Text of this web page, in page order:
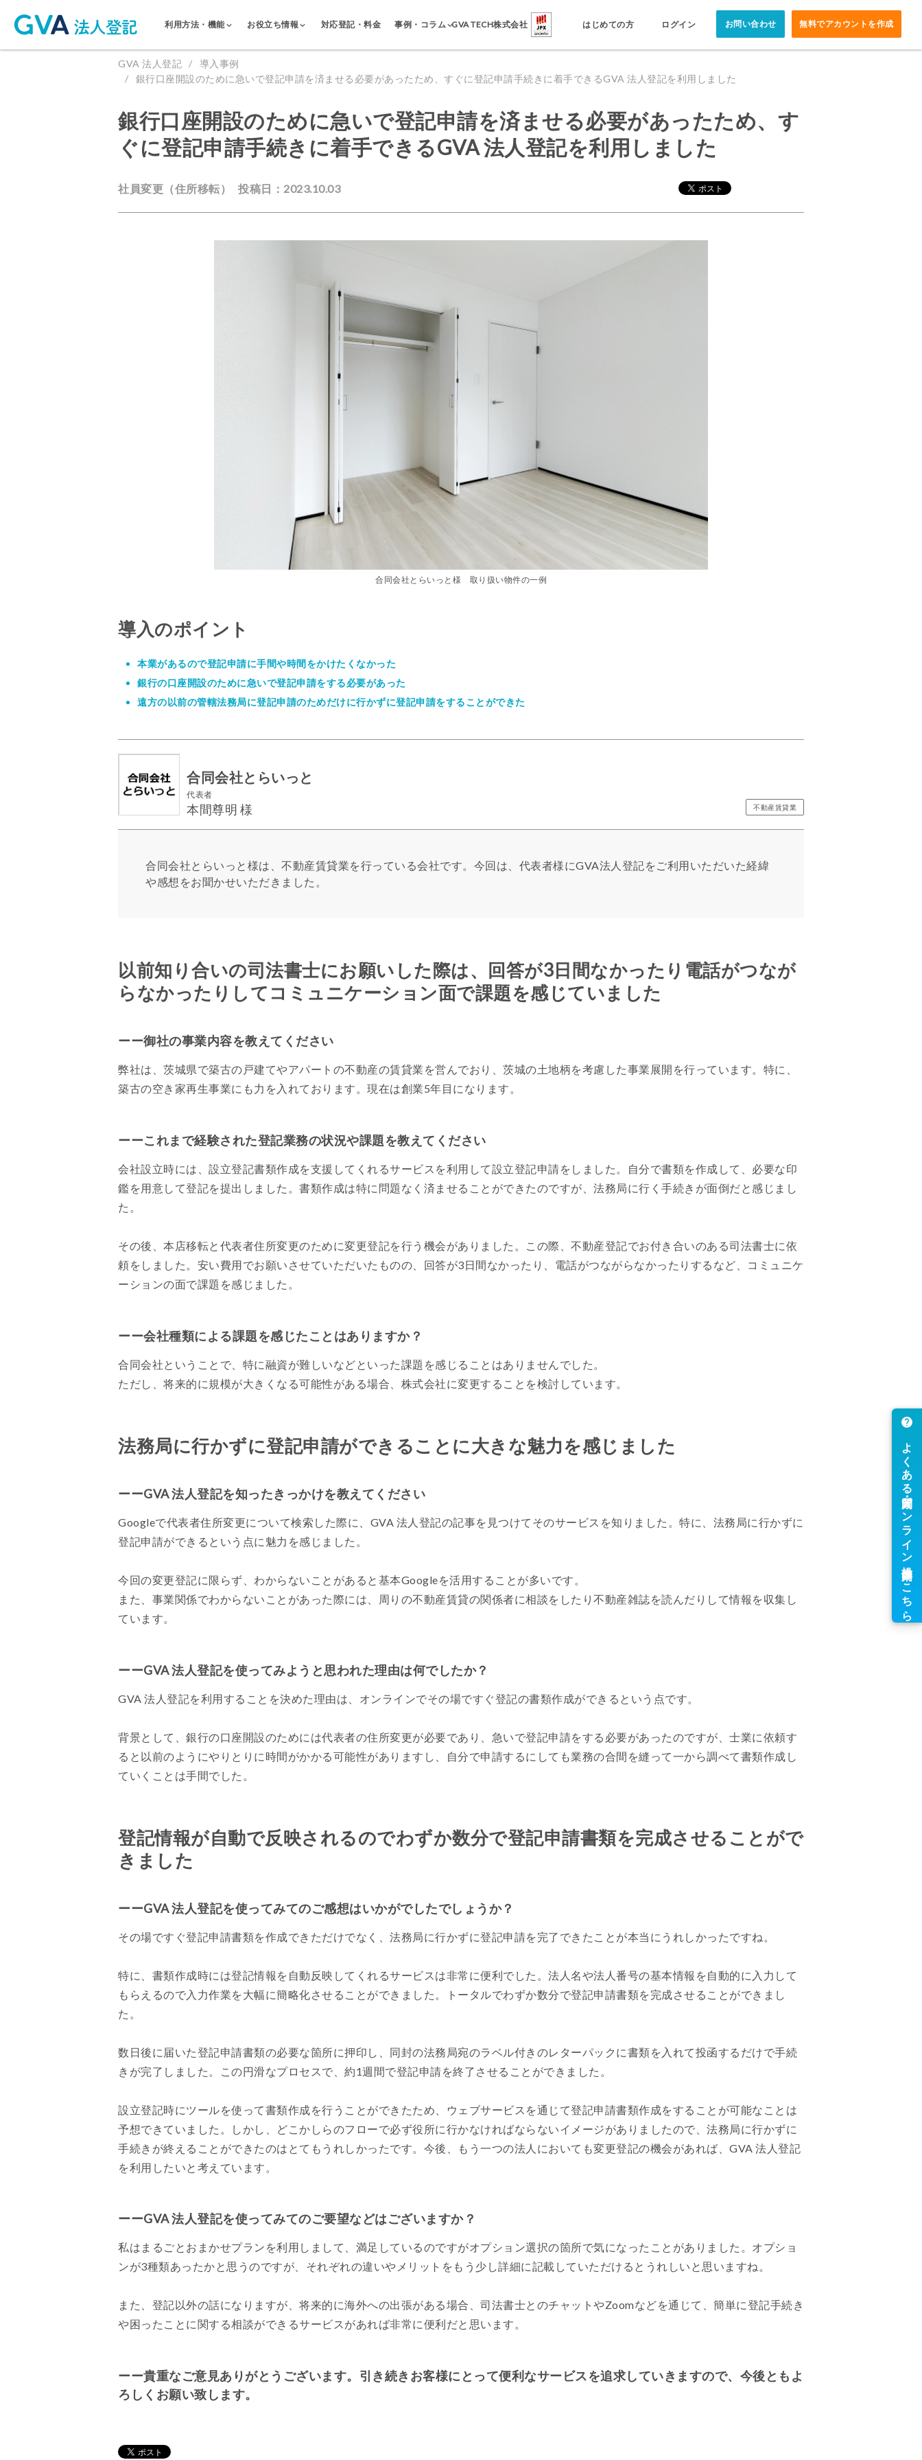
利用方法・機能 お役立ち情報 対応登記・料金 事例・コラム GVA TECH株式会社 はじめての方 ログイン お問い合わせ 無料でアカウントを作成
GVA 法人登記
導入事例
銀行口座開設のために急いで登記申請を済ませる必要があったため、すぐに登記申請手続きに着手できるGVA 法人登記を利用しました
銀行口座開設のために急いで登記申請を済ませる必要があったため、す
ぐに登記申請手続きに着手できるGVA 法人登記を利用しました
社員変更（住所移転） 投稿日：2023.10.03
合同会社とらいっと様 取り扱い物件の一例
導入のポイント
本業があるので登記申請に手間や時間をかけたくなかった
銀行の口座開設のために急いで登記申請をする必要があった
遠方の以前の管轄法務局に登記申請のためだけに行かずに登記申請をすることができた
合同会社とらいっと
代表者
本間尊明 様 不動産賃貸業
合同会社とらいっと様は、不動産賃貸業を行っている会社です。今回は、代表者様にGVA法人登記をご利用いただいた経緯
や感想をお聞かせいただきました。
以前知り合いの司法書士にお願いした際は、回答が3日間なかったり電話がつなが
らなかったりしてコミュニケーション面で課題を感じていました
ーー御社の事業内容を教えてください
弊社は、茨城県で築古の戸建てやアパートの不動産の賃貸業を営んでおり、茨城の土地柄を考慮した事業展開を行っています。特に、
築古の空き家再生事業にも力を入れております。現在は創業5年目になります。
ーーこれまで経験された登記業務の状況や課題を教えてください
会社設立時には、設立登記書類作成を支援してくれるサービスを利用して設立登記申請をしました。自分で書類を作成して、必要な印
鑑を用意して登記を提出しました。書類作成は特に問題なく済ませることができたのですが、法務局に行く手続きが面倒だと感じまし
た。
その後、本店移転と代表者住所変更のために変更登記を行う機会がありました。この際、不動産登記でお付き合いのある司法書士に依
頼をしました。安い費用でお願いさせていただいたものの、回答が3日間なかったり、電話がつながらなかったりするなど、コミュニケ
ーションの面で課題を感じました。
ーー会社種類による課題を感じたことはありますか？
合同会社ということで、特に融資が難しいなどといった課題を感じることはありませんでした。
ただし、将来的に規模が大きくなる可能性がある場合、株式会社に変更することを検討しています。
法務局に行かずに登記申請ができることに大きな魅力を感じました
ーーGVA 法人登記を知ったきっかけを教えてください
Googleで代表者住所変更について検索した際に、GVA 法人登記の記事を見つけてそのサービスを知りました。特に、法務局に行かずに
登記申請ができるという点に魅力を感じました。
今回の変更登記に限らず、わからないことがあると基本Googleを活用することが多いです。
また、事業関係でわからないことがあった際には、周りの不動産賃貸の関係者に相談をしたり不動産雑誌を読んだりして情報を収集し
ています。
ーーGVA 法人登記を使ってみようと思われた理由は何でしたか？
GVA 法人登記を利用することを決めた理由は、オンラインでその場ですぐ登記の書類作成ができるという点です。
背景として、銀行の口座開設のためには代表者の住所変更が必要であり、急いで登記申請をする必要があったのですが、士業に依頼す
ると以前のようにやりとりに時間がかかる可能性がありますし、自分で申請するにしても業務の合間を縫って一から調べて書類作成し
ていくことは手間でした。
登記情報が自動で反映されるのでわずか数分で登記申請書類を完成させることがで
きました
ーーGVA 法人登記を使ってみてのご感想はいかがでしたでしょうか？
その場ですぐ登記申請書類を作成できただけでなく、法務局に行かずに登記申請を完了できたことが本当にうれしかったですね。
特に、書類作成時には登記情報を自動反映してくれるサービスは非常に便利でした。法人名や法人番号の基本情報を自動的に入力して
もらえるので入力作業を大幅に簡略化させることができました。トータルでわずか数分で登記申請書類を完成させることができまし
た。
数日後に届いた登記申請書類の必要な箇所に押印し、同封の法務局宛のラベル付きのレターパックに書類を入れて投函するだけで手続
きが完了しました。この円滑なプロセスで、約1週間で登記申請を終了させることができました。
設立登記時にツールを使って書類作成を行うことができたため、ウェブサービスを通じて登記申請書類作成をすることが可能なことは
予想できていました。しかし、どこかしらのフローで必ず役所に行かなければならないイメージがありましたので、法務局に行かずに
手続きが終えることができたのはとてもうれしかったです。今後、もう一つの法人においても変更登記の機会があれば、GVA 法人登記
を利用したいと考えています。
ーーGVA 法人登記を使ってみてのご要望などはございますか？
私はまるごとおまかせプランを利用しまして、満足しているのですがオプション選択の箇所で気になったことがありました。オプショ
ンが3種類あったかと思うのですが、それぞれの違いやメリットをもう少し詳細に記載していただけるとうれしいと思いますね。
また、登記以外の話になりますが、将来的に海外への出張がある場合、司法書士とのチャットやZoomなどを通じて、簡単に登記手続き
や困ったことに関する相談ができるサービスがあれば非常に便利だと思います。
ーー貴重なご意見ありがとうございます。引き続きお客様にとって便利なサービスを追求していきますので、今後ともよ
ろしくお願い致します。